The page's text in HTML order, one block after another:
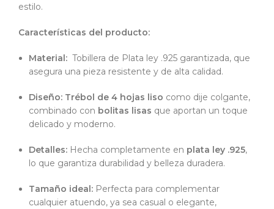
estilo.
Características del producto:
Material: Tobillera de Plata ley .925 garantizada, que
asegura una pieza resistente y de alta calidad.
Diseño: Trébol de 4 hojas liso como dije colgante,
combinado con bolitas lisas que aportan un toque
delicado y moderno.
Detalles: Hecha completamente en plata ley .925,
lo que garantiza durabilidad y belleza duradera.
Tamaño ideal: Perfecta para complementar
cualquier atuendo, ya sea casual o elegante,